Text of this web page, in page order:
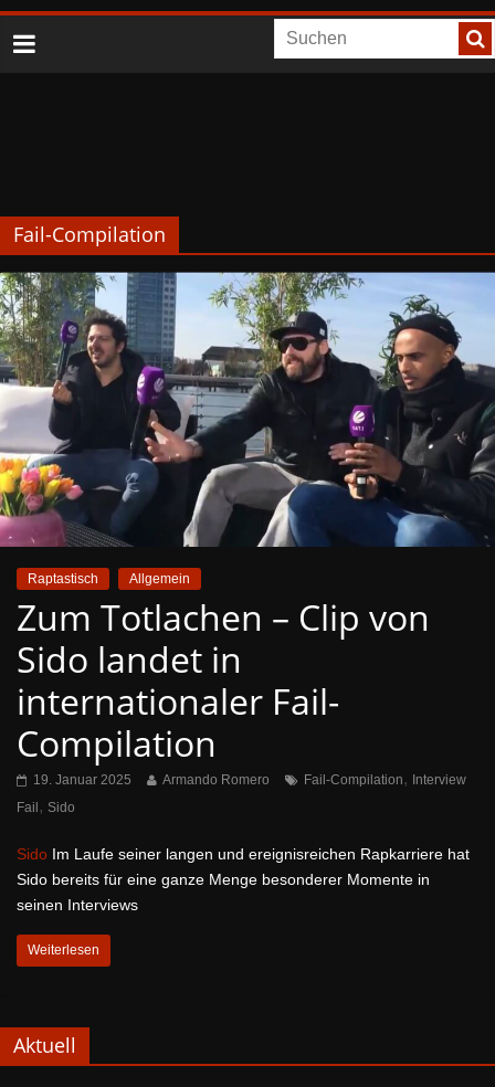
Fail-Compilation
Raptastisch Allgemein
Zum Totlachen – Clip von
Sido landet in
internationaler Fail-
Compilation
19. Januar 2025 Armando Romero Fail-Compilation,
Interview
Fail , Sido
Sido Im Laufe seiner langen und ereignisreichen Rapkarriere hat
Sido bereits für eine ganze Menge besonderer Momente in
seinen Interviews
Weiterlesen
Aktuell